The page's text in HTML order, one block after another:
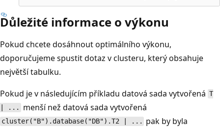
Důležité informace o výkonu
Pokud chcete dosáhnout optimálního výkonu,
doporučujeme spustit dotaz v clusteru, který obsahuje
největší tabulku.
Pokud je v následujícím příkladu datová sada vytvořená T
| ...
menší než datová sada vytvořená
cluster("B").database("DB").T2 | ...
pak by byla